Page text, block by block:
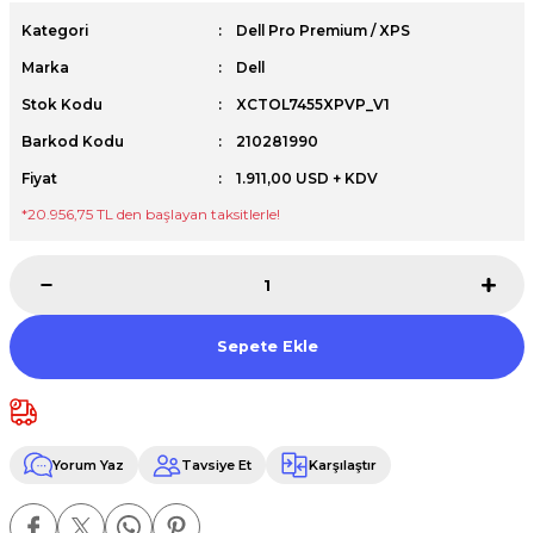
/ XPS+GPU
Kategori Dell Pro Premium / XPS
Marka Dell
Stok Kodu XCTOL7455XPVP_V1
Barkod Kodu 210281990
Fiyat
1.911,00 USD + KDV
*20.956,75 TL den başlayan taksitlerle!
Sepete Ekle
Yorum Yaz Tavsiye Et Karşılaştır